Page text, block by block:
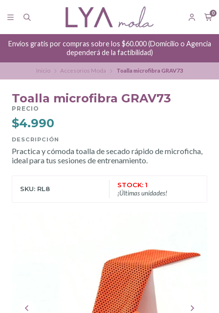
0
Envíos gratis por compras sobre los $60.000 (Domicilio o Agencia
dependerá de la factibilidad)
Inicio Accesorios Moda Toalla microfibra GRAV73
Toalla microfibra GRAV73
PRECIO
$4.990
DESCRIPCIÓN
Practica y cómoda toalla de secado rápido de microficha,
ideal para tus sesiones de entrenamiento.
SKU: RL8
STOCK: 1
¡Últimas unidades!